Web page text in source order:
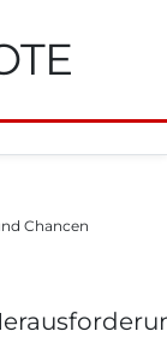
Chancen